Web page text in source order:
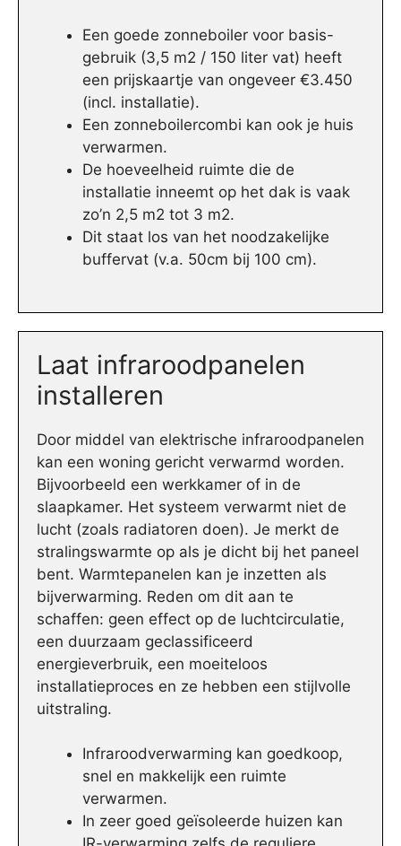
Een goede zonneboiler voor basis-
gebruik (3,5 m2 / 150 liter vat) heeft
een prijskaartje van ongeveer €3.450
(incl. installatie).
Een zonneboilercombi kan ook je huis
verwarmen.
De hoeveelheid ruimte die de
installatie inneemt op het dak is vaak
zo’n 2,5 m2 tot 3 m2.
Dit staat los van het noodzakelijke
buffervat (v.a. 50cm bij 100 cm).
Laat infraroodpanelen
installeren
Door middel van elektrische infraroodpanelen
kan een woning gericht verwarmd worden.
Bijvoorbeeld een werkkamer of in de
slaapkamer. Het systeem verwarmt niet de
lucht (zoals radiatoren doen). Je merkt de
stralingswarmte op als je dicht bij het paneel
bent. Warmtepanelen kan je inzetten als
bijverwarming. Reden om dit aan te
schaffen: geen effect op de luchtcirculatie,
een duurzaam geclassificeerd
energieverbruik, een moeiteloos
installatieproces en ze hebben een stijlvolle
uitstraling.
Infraroodverwarming kan goedkoop,
snel en makkelijk een ruimte
verwarmen.
In zeer goed geïsoleerde huizen kan